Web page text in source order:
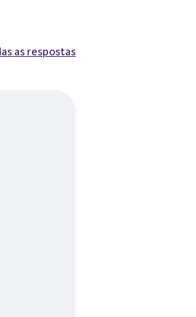
as respostas